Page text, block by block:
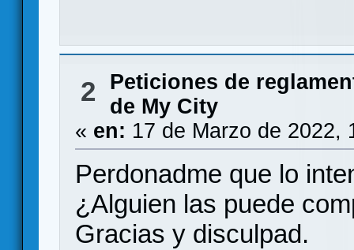
2
Peticiones de
de My City
« en: 17 de Marzo de 2022,
Perdonadme que lo
¿Alguien las puede
Gracias y disculpad.